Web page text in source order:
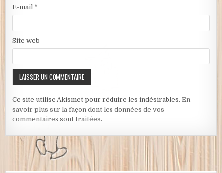
E-mail *
Site web
Ce site utilise Akismet pour réduire les indésirables.En
savoir plus sur la façon dont les données de vos
commentaires sont traitées.